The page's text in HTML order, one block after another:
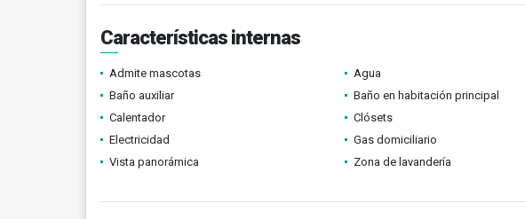
Características internas
Admite mascotas Agua
Baño auxiliar
Baño en habitación principal
Calentador
Clósets
Electricidad
Gas domiciliario
Vista panorámica
Zona de lavandería